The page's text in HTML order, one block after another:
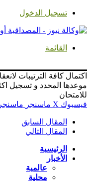
تسجيل الدخول
القائمة
للامتحان
فيسبوك ‫X ماسنجر ماسنجر
المقال السابق
المقال التالي
الرئيسية
الأخبار
عالمية
محلية